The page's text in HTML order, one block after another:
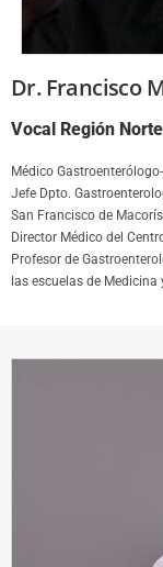
Dr. Francisco
Vocal Región Norte
Médico
Jefe Dpto.
San Francisco de
Director Médico del
Profesor de
las escuelas de Medicina